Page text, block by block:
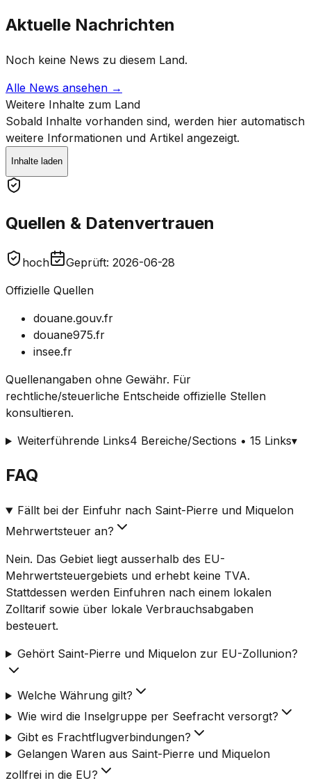
Aktuelle Nachrichten
Noch keine News zu diesem Land.
Alle News ansehen →
Weitere Inhalte zum Land
Sobald Inhalte vorhanden sind, werden hier automatisch
weitere Informationen und Artikel angezeigt.
Inhalte laden
Quellen & Datenvertrauen
hoch Geprüft: 2026-06-28
Offizielle Quellen
douane.gouv.fr
douane975.fr
insee.fr
Quellenangaben ohne Gewähr. Für
rechtliche/steuerliche Entscheide offizielle Stellen
konsultieren.
Weiterführende Links4 Bereiche/Sections • 15 Links▾
FAQ
Fällt bei der Einfuhr nach Saint-Pierre und Miquelon
Mehrwertsteuer an?
Nein. Das Gebiet liegt ausserhalb des EU-
Mehrwertsteuergebiets und erhebt keine TVA.
Stattdessen werden Einfuhren nach einem lokalen
Zolltarif sowie über lokale Verbrauchsabgaben
besteuert.
Gehört Saint-Pierre und Miquelon zur EU-Zollunion?
Welche Währung gilt?
Wie wird die Inselgruppe per Seefracht versorgt?
Gibt es Frachtflugverbindungen?
Gelangen Waren aus Saint-Pierre und Miquelon
zollfrei in die EU?